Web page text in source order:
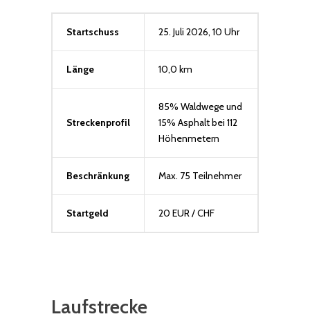
Startschuss 25. Juli 2026, 10 Uhr
Länge 10,0 km
Streckenprofil
85% Waldwege und
15% Asphalt bei 112
Höhenmetern
Beschränkung Max. 75 Teilnehmer
Startgeld 20 EUR / CHF
Laufstrecke